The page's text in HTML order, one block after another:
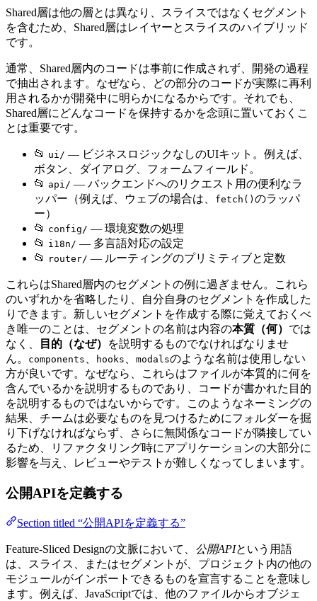
Shared層は他の層とは異なり、スライスではなくセグメント
を含むため、Shared層はレイヤーとスライスのハイブリッド
です。
通常、Shared層内のコードは事前に作成されず、開発の過程
で抽出されます。なぜなら、どの部分のコードが実際に再利
用されるかが開発中に明らかになるからです。それでも、
Shared層にどんなコードを保持するかを念頭に置いておくこ
とは重要です。
📂 ui/ — ビジネスロジックなしのUIキット。例えば、
ボタン、ダイアログ、フォームフィールド。
📂 api/ — バックエンドへのリクエスト用の便利なラ
ッパー（例えば、ウェブの場合は、
fetch() のラッパ
ー）
📂 config/ — 環境変数の処理
📂 i18n/ — 多言語対応の設定
📂
router/ — ルーティングのプリミティブと定数
これらはShared層内のセグメントの例に過ぎません。これら
のいずれかを省略したり、自分自身のセグメントを作成した
りできます。新しいセグメントを作成する際に覚えておくべ
き唯一のことは、セグメントの名前は内容の本質（何） では
なく、
目的（なぜ）
を説明するものでなければなりませ
ん。
components hooks modalsのような名前は使用しない
方が良いです。なぜなら、これらはファイルが本質的に何を
含んでいるかを説明するものであり、コードが書かれた目的
を説明するものではないからです。このようなネーミングの
結果、チームは必要なものを見つけるためにフォルダーを掘
り下げなければならず、さらに無関係なコードが隣接してい
るため、リファクタリング時にアプリケーションの大部分に
影響を与え、レビューやテストが難しくなってしまいます。
公開APIを定義する
Section titled “公開APIを定義する”
Feature-Sliced Designの文脈において、 公開APIという用語
は、スライス、またはセグメントが、プロジェクト内の他の
モジュールがインポートできるものを宣言することを意味し
ます。例えば、JavaScriptでは、他のファイルからオブジェ